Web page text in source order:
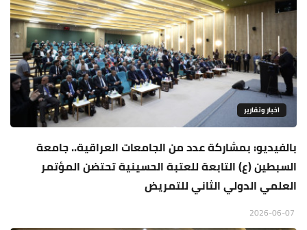
اخبار وتقارير
بالفيديو: بمشاركة عدد من الجامعات العراقية.. جامعة
السبطين (ع) التابعة للعتبة الحسينية تحتضن المؤتمر
العلمي الدولي الثاني للتمريض